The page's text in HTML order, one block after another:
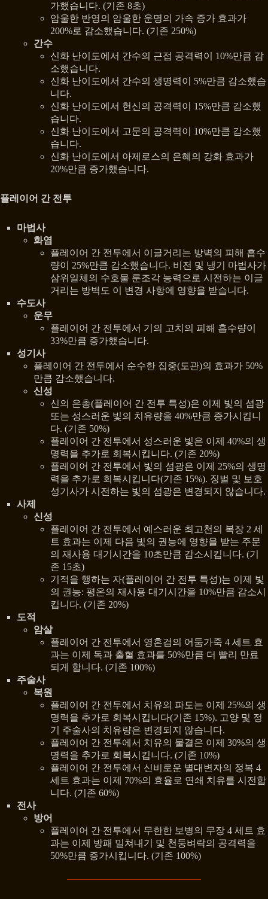
가했습니다. (기존 8초)
암울한 반영의 암울한 운명의 가속 증가 효과가
200%로 감소했습니다. (기존 250%)
간수
신화 난이도에서 간수의 근접 공격력이 10%만큼 감
소했습니다.
신화 난이도에서 간수의 생명력이 5%만큼 감소했습
니다.
신화 난이도에서 헌신의 공격력이 15%만큼 감소했
습니다.
신화 난이도에서 고문의 공격력이 10%만큼 감소했
습니다.
신화 난이도에서 아제로스의 은혜의 강화 효과가
20%만큼 증가했습니다.
플레이어 간 전투
마법사
화염
플레이어 간 전투에서 이글거리는 방벽의 피해 흡수
량이 25%만큼 감소했습니다. 비전 및 냉기 마법사가
삼위일체의 수호물 룬조각 능력으로 시전하는 이글
거리는 방벽도 이 변경 사항에 영향을 받습니다.
수도사
운무
플레이어 간 전투에서 기의 고치의 피해 흡수량이
33%만큼 증가했습니다.
성기사
플레이어 간 전투에서 순수한 집중(도관)의 효과가 50%
만큼 감소했습니다.
신성
신의 은총(플레이어 간 전투 특성)은 이제 빛의 섬광
또는 성스러운 빛의 치유량을 40%만큼 증가시킵니
다. (기존 50%)
플레이어 간 전투에서 성스러운 빛은 이제 40%의 생
명력을 추가로 회복시킵니다. (기존 20%)
플레이어 간 전투에서 빛의 섬광은 이제 25%의 생명
력을 추가로 회복시킵니다(기존 15%). 징벌 및 보호
성기사가 시전하는 빛의 섬광은 변경되지 않습니다.
사제
신성
플레이어 간 전투에서 예스러운 최고천의 복장 2 세
트 효과는 이제 다음 빛의 권능에 영향을 받는 주문
의 재사용 대기시간을 10초만큼 감소시킵니다. (기
존 15초)
기적을 행하는 자(플레이어 간 전투 특성)는 이제 빛
의 권능: 평온의 재사용 대기시간을 10%만큼 감소시
킵니다. (기존 20%)
도적
암살
플레이어 간 전투에서 영혼검의 어둠가죽 4 세트 효
과는 이제 독과 출혈 효과를 50%만큼 더 빨리 만료
되게 합니다. (기존 100%)
주술사
복원
플레이어 간 전투에서 치유의 파도는 이제 25%의 생
명력을 추가로 회복시킵니다(기존 15%). 고양 및 정
기 주술사의 치유량은 변경되지 않습니다.
플레이어 간 전투에서 치유의 물결은 이제 30%의 생
명력을 추가로 회복시킵니다. (기존 10%)
플레이어 간 전투에서 신비로운 별대변자의 정복 4
세트 효과는 이제 70%의 효율로 연쇄 치유를 시전합
니다. (기존 60%)
전사
방어
플레이어 간 전투에서 무한한 보병의 무장 4 세트 효
과는 이제 방패 밀쳐내기 및 천둥벼락의 공격력을
50%만큼 증가시킵니다. (기존 100%)